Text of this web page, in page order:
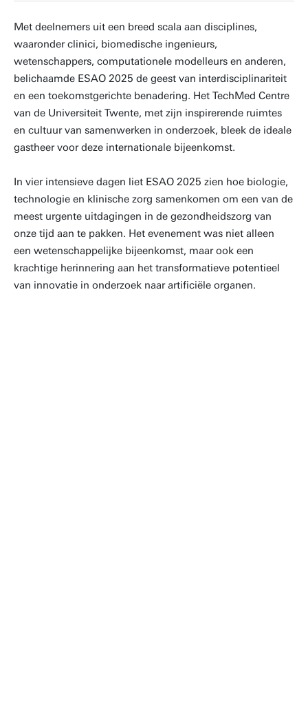
Met deelnemers uit een breed scala aan disciplines,
waaronder clinici, biomedische ingenieurs,
wetenschappers, computationele modelleurs en anderen,
belichaamde ESAO 2025 de geest van interdisciplinariteit
en een toekomstgerichte benadering. Het TechMed Centre
van de Universiteit Twente, met zijn inspirerende ruimtes
en cultuur van samenwerken in onderzoek, bleek de ideale
gastheer voor deze internationale bijeenkomst.
In vier intensieve dagen liet ESAO 2025 zien hoe biologie,
technologie en klinische zorg samenkomen om een van de
meest urgente uitdagingen in de gezondheidszorg van
onze tijd aan te pakken. Het evenement was niet alleen
een wetenschappelijke bijeenkomst, maar ook een
krachtige herinnering aan het transformatieve potentieel
van innovatie in onderzoek naar artificiële organen.